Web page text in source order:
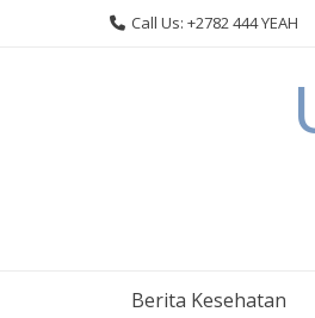
Call Us: +2782 444 YEAH
Berita Kesehatan